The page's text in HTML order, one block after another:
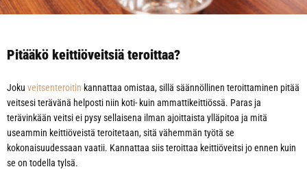
Pitääkö keittiöveitsiä teroittaa?
Joku veitsenteroitin kannattaa omistaa, sillä säännöllinen teroittaminen pitää
veitsesi terävänä helposti niin koti- kuin ammattikeittiössä. Paras ja
terävinkään veitsi ei pysy sellaisena ilman ajoittaista ylläpitoa ja mitä
useammin keittiöveistä teroitetaan, sitä vähemmän työtä se
kokonaisuudessaan vaatii. Kannattaa siis teroittaa keittiöveitsi jo ennen kuin
se on todella tylsä.